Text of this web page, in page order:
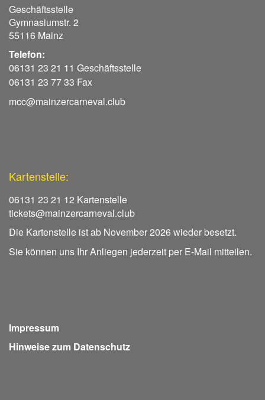
Geschäftsstelle
Gymnasiumstr. 2
55116 Mainz
Telefon:
06131 23 21 11 Geschäftsstelle
06131 23 77 33 Fax
mcc@mainzercarneval.club
Kartenstelle:
06131 23 21 12 Kartenstelle
tickets@mainzercarneval.club
Die Kartenstelle ist ab November 2026 wieder besetzt.
Sie können uns Ihr Anliegen jederzeit per E-Mail mitteilen.
Impressum
Hinweise zum Datenschutz